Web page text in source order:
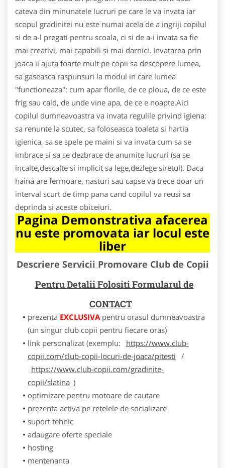
cateva din minunatele lucruri pe care le va invata iar
scopul gradinitei nu este numai acela de a ingriji copilul
si de a-l pregati pentru scoala, ci si de a-i invata sa fie
mai creativi, mai capabili si mai darnici. Invatarea prin
joaca ii ajuta foarte mult pe copii sa descopere lumea,
sa gaseasca raspunsuri la modul in care lumea
"functioneaza": cum apar florile, de ce ploua, de ce este
frig sau cald, de unde vine apa, de ce e noapte.Aici
copilul dumneavoastra va invata regulile privind igiena:
sa renunte la scutec, sa foloseasca toaleta si hartia
igienica, sa se spele pe maini si va invata cum sa se
imbrace si sa se dezbrace de anumite lucruri (sa se
incalte,descalte si implicit sa lege,dezlege siretul). Daca
haina are fermoare, nasturi sau capse va trece doar un
interval scurt de timp pana cand copilul va reusi sa
deprinda si aceste obiceiuri.
Pagina Demonstrativa afacerea
nu este promovata iar locul este
liber
Descriere Servicii Promovare Club de Copii
Pentru Detalii Folositi Formularul de
CONTACT
prezenta EXCLUSIVApentru orasul dumneavoastra
(un singur club copii pentru fiecare oras)
link personalizat (exemplu:
https://www.club-
copii.com/club-copii-locuri-de-joaca/pitesti /
https://www.club-copii.com/gradinite-
copii/slatina )
optimizare pentru motoare de cautare
prezenta activa pe retelele de socializare
suport tehnic
adaugare oferte speciale
hosting
mentenanta